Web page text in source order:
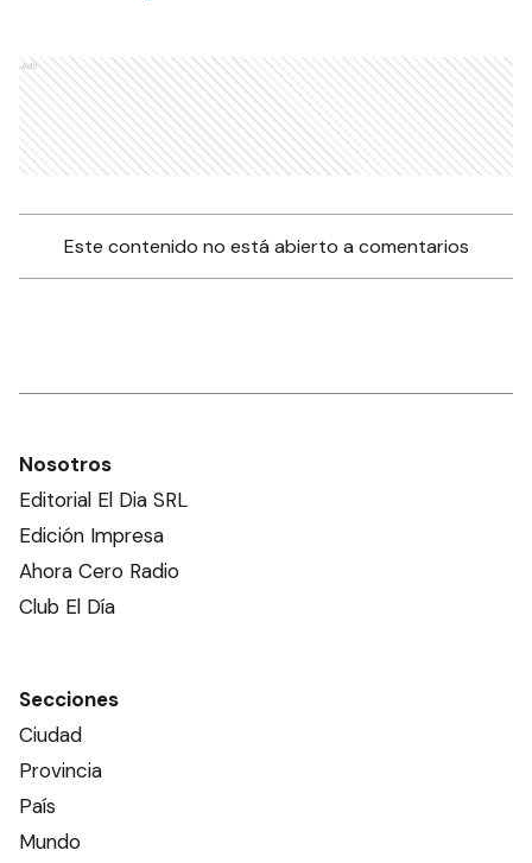
Ads
Este contenido no está abierto a comentarios
Nosotros
Editorial El Dia SRL
Edición Impresa
Ahora Cero Radio
Club El Día
Secciones
Ciudad
Provincia
País
Mundo